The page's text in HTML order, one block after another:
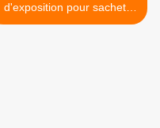
d'exposition pour sachets
de thé >